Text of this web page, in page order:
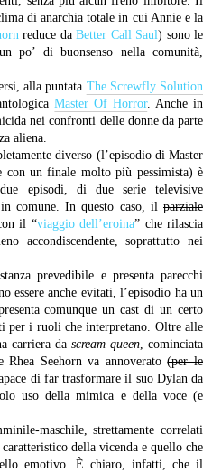
di anarchia totale in cui Annie e la
reduce daBetter Call Saul) sono le
po’ di buonsenso nella comunità,
alla puntata The Screwfly Solution
Master Of Horror. Anche in
nei confronti delle donne da parte
aliena.
diverso (l’episodio di Master
un finale molto più pessimista) è
episodi, di due serie televisive
comune. In questo caso, il parziale
il “viaggio dell’eroina” che rilascia
accondiscendente, soprattutto nei
prevedibile e presenta parecchi
essere anche evitati, l’episodio ha un
comunque un cast di un certo
i ruoli che interpretano. Oltre alle
carriera da scream queen , cominciata
Rhea Seehorn va annoverato(per le
di far trasformare il suo Dylan da
uso della mimica e della voce (e
maschile, strettamente correlati
della vicenda e quello che
emotivo. È chiaro, infatti, che il